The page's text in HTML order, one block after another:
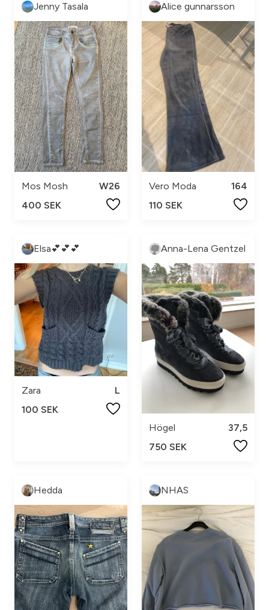
Jenny Tasala
Mos Mosh
W26
400 SEK
Alice gunnarsson
Vero Moda
164
110 SEK
Elsa💕💕💕
Zara
L
100 SEK
Anna-Lena Gentzel
Högel
37,5
750 SEK
Hedda NHAS